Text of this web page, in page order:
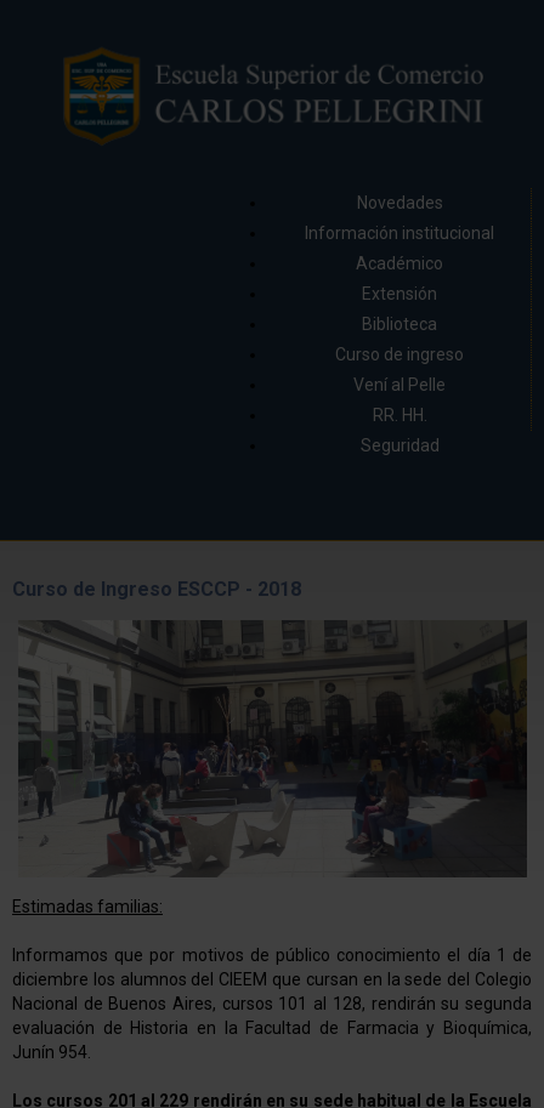
Novedades
Información institucional
Académico
Extensión
Biblioteca
Curso de ingreso
Vení al Pelle
RR. HH.
Seguridad
Curso de Ingreso ESCCP - 2018
Estimadas familias:
Informamos que por motivos de público conocimiento el día 1 de
diciembre los alumnos del CIEEM que cursan en la sede del Colegio
Nacional de Buenos Aires, cursos 101 al 128, rendirán su segunda
evaluación de Historia en la Facultad de Farmacia y Bioquímica,
Junín 954.
Los cursos 201 al 229 rendirán en su sede habitual de la Escuela